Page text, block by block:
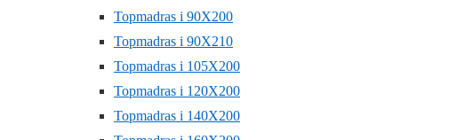
Topmadras i 90X200
Topmadras i 90X210
Topmadras i 105X200
Topmadras i 120X200
Topmadras i 140X200